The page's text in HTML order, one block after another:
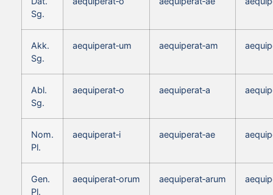
Sg.
Akk.
Sg.
aequiperat‑um aequiperat‑am
Abl.
Sg.
aequiperat‑o aequiperat‑a
Nom.
Pl.
aequiperat‑i aequiperat‑ae
Gen.
Pl.
aequiperat‑orum aequiperat‑arum